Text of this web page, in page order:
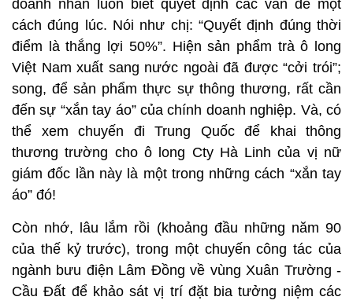
doanh nhân luôn biết quyết định các vẫn đề một
cách đúng lúc. Nói như chị: “Quyết định đúng thời
điểm là thắng lợi 50%”. Hiện sản phẩm trà ô long
Việt Nam xuất sang nước ngoài đã được “cởi trói”;
song, để sản phẩm thực sự thông thương, rất cần
đến sự “xắn tay áo” của chính doanh nghiệp. Và, có
thể xem chuyến đi Trung Quốc để khai thông
thương trường cho ô long Cty Hà Linh của vị nữ
giám đốc lần này là một trong những cách “xắn tay
áo” đó!
Còn nhớ, lâu lắm rồi (khoảng đầu những năm 90
của thế kỷ trước), trong một chuyến công tác của
ngành bưu điện Lâm Đồng về vùng Xuân Trường -
Cầu Đất để khảo sát vị trí đặt bia tưởng niệm các